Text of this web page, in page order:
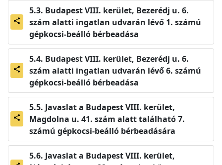
share
Budapest VIII. kerület, Bezerédj u. 6.
szám alatti ingatlan udvarán lévő 1. számú
gépkocsi-beálló bérbeadása
share
Budapest VIII. kerület, Bezerédj u. 6.
szám alatti ingatlan udvarán lévő 6. számú
gépkocsi-beálló bérbeadása
share
Javaslat a Budapest VIII. kerület,
Magdolna u. 41. szám alatt található 7.
számú gépkocsi-beálló bérbeadására
Javaslat a Budapest VIII. kerület,